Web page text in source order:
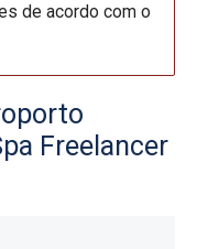
de acordo com o
Freelancer